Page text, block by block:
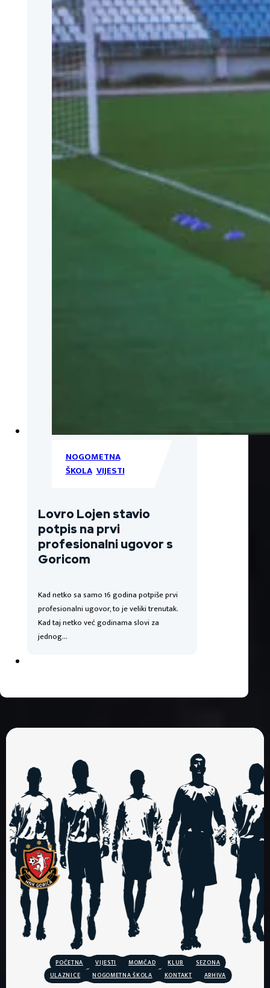
NOGOMETNA
ŠKOLA,VIJESTI
Lovro Lojen stavio
potpis na prvi
profesionalni ugovor s
Goricom
Kad netko sa samo 16 godina potpiše prvi
profesionalni ugovor, to je veliki trenutak.
Kad taj netko već godinama slovi za
jednog…
POČETNA VIJESTI MOMČAD KLUB
SEZONA
ULAZNICE
NOGOMETNA ŠKOLA KONTAKT ARHIVA